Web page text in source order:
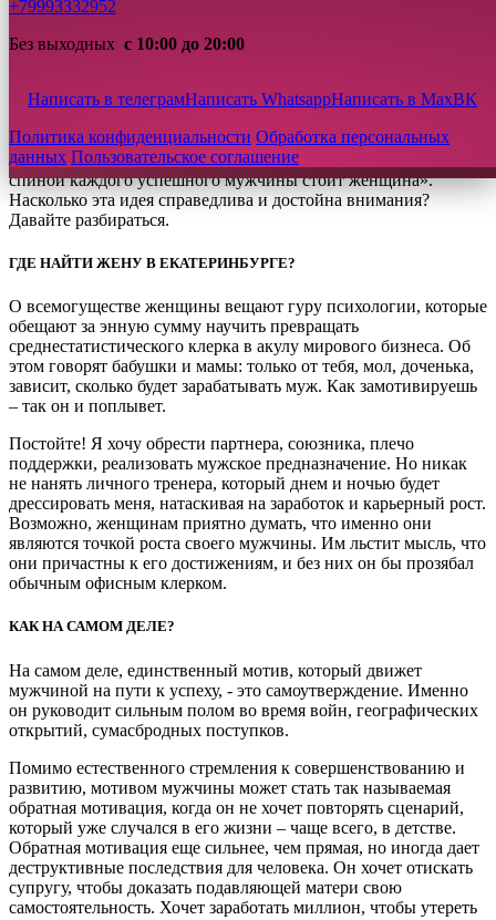
+79993332952
Без выходных с 10:00 до 20:00
Написать в телеграмНаписать WhatsappНаписать в MaxВК
Политика конфиденциальности Обработка персональных
данных Пользовательское соглашение
податливый, бесхребетный. Придать ему требуемый объем,
собственноручно изготовленным мужчиной. Общество
активно поддерживает такую идею, утверждая, что «за
спиной каждого успешного мужчины стоит женщина».
Насколько эта идея справедлива и достойна внимания?
Давайте разбираться.
ГДЕ НАЙТИ ЖЕНУ В ЕКАТЕРИНБУРГЕ?
О всемогуществе женщины вещают гуру психологии, которые
обещают за энную сумму научить превращать
среднестатистического клерка в акулу мирового бизнеса. Об
этом говорят бабушки и мамы: только от тебя, мол, доченька,
зависит, сколько будет зарабатывать муж. Как замотивируешь
– так он и поплывет.
Постойте! Я хочу обрести партнера, союзника, плечо
поддержки, реализовать мужское предназначение. Но никак
не нанять личного тренера, который днем и ночью будет
дрессировать меня, натаскивая на заработок и карьерный рост.
Возможно, женщинам приятно думать, что именно они
являются точкой роста своего мужчины. Им льстит мысль, что
они причастны к его достижениям, и без них он бы прозябал
обычным офисным клерком.
КАК НА САМОМ ДЕЛЕ?
На самом деле, единственный мотив, который движет
мужчиной на пути к успеху, - это самоутверждение. Именно
он руководит сильным полом во время войн, географических
открытий, сумасбродных поступков.
Помимо естественного стремления к совершенствованию и
развитию, мотивом мужчины может стать так называемая
обратная мотивация, когда он не хочет повторять сценарий,
который уже случался в его жизни – чаще всего, в детстве.
Обратная мотивация еще сильнее, чем прямая, но иногда дает
деструктивные последствия для человека. Он хочет отискать
супругу, чтобы доказать подавляющей матери свою
самостоятельность. Хочет заработать миллион, чтобы утереть